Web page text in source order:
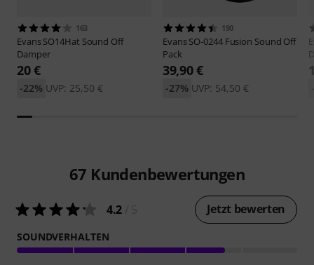
163
EvansSO14Hat Sound Off
Damper
20 €
UVP: 25,50 €
-22%
190
EvansSO-0244 Fusion Sound Off
Pack
39,90 €
UVP: 54,50 €
-27%
67 Kundenbewertungen
4.2 Jetzt bewerten
SOUNDVERHALTEN